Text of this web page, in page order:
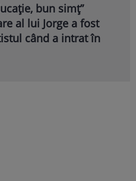
bun simț”
al lui Jorge a fost
când a intrat în